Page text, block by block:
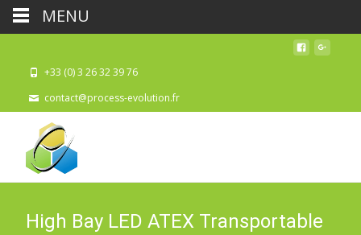
+33 (0) 3 26 32 39 76
contact@process-evolution.fr
High Bay LED ATEX Transportable
MENU